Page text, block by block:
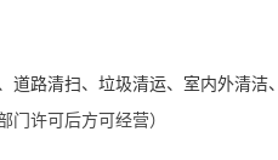
道路清扫、垃圾清运、室内外清洁
门许可后方可经营）